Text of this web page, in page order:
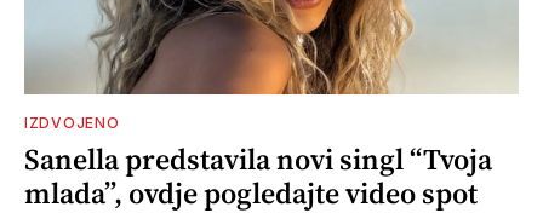
IZDVOJENO
Sanella predstavila novi singl “Tvoja
mlada”, ovdje pogledajte video spot